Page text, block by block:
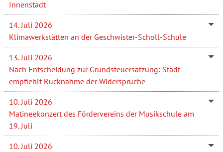
Innenstadt
14. Juli 2026
Klimawerkstätten an der Geschwister-Scholl-Schule
13. Juli 2026
Nach Entscheidung zur Grundsteuersatzung: Stadt
empfiehlt Rücknahme der Widersprüche
10. Juli 2026
Matineekonzert des Fördervereins der Musikschule am
19. Juli
10. Juli 2026